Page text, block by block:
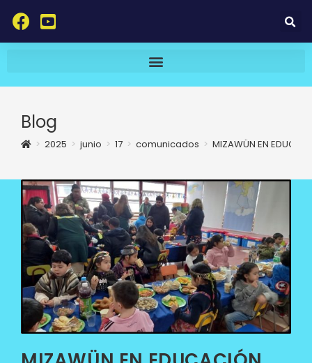
Blog
> 2025 > junio > 17 > comunicados > MIZAWÜN EN